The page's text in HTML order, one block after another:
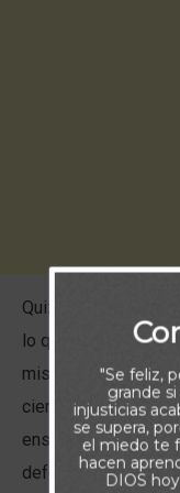
Quizás en tu
lo que le
mis tareas, y qué
ciertamente
enseñando en la
defendiéndose de
"Se feliz,
grande
injusticias
se supera,
el miedo te
hacen
DIOS